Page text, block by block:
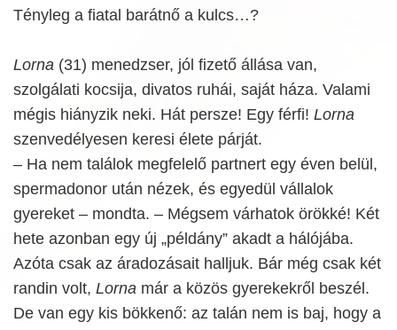
Tényleg a fiatal barátnő a kulcs…?
Lorna (31) menedzser, jól fizető állása van,
szolgálati kocsija, divatos ruhái, saját háza. Valami
mégis hiányzik neki. Hát persze! Egy férfi! Lorna
szenvedélyesen keresi élete párját.
– Ha nem találok megfelelő partnert egy éven belül,
spermadonor után nézek, és egyedül vállalok
gyereket – mondta. – Mégsem várhatok örökké! Két
hete azonban egy új „példány” akadt a hálójába.
Azóta csak az áradozásait halljuk. Bár még csak két
randin volt, Lorna már a közös gyerekekről beszél.
De van egy kis bökkenő: az talán nem is baj, hogy a